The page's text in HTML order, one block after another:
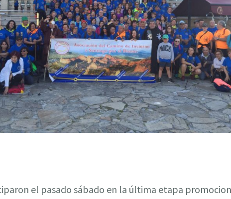
el pasado sábado en la última etapa